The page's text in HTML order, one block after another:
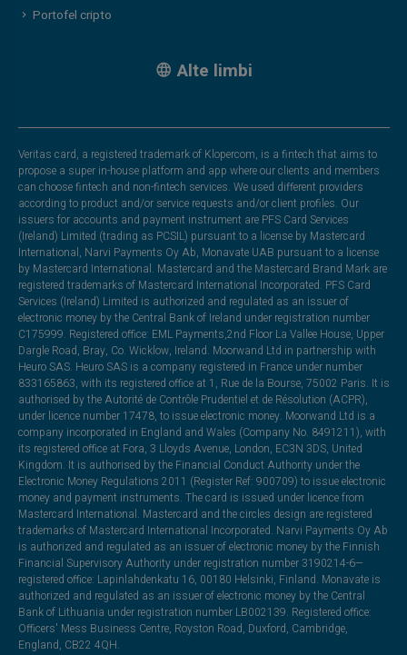
Portofel cripto
Alte limbi
Veritas card, a registered trademark of Klopercom, is a fintech that aims to
propose a super in-house platform and app where our clients and members
can choose fintech and non-fintech services. We used different providers
according to product and/or service requests and/or client profiles. Our
issuers for accounts and payment instrument are PFS Card Services
(Ireland) Limited (trading as PCSIL) pursuant to a license by Mastercard
International, Narvi Payments Oy Ab, Monavate UAB pursuant to a license
by Mastercard International. Mastercard and the Mastercard Brand Mark are
registered trademarks of Mastercard International Incorporated. PFS Card
Services (Ireland) Limited is authorized and regulated as an issuer of
electronic money by the Central Bank of Ireland under registration number
C175999. Registered office: EML Payments,2nd Floor La Vallee House, Upper
Dargle Road, Bray, Co. Wicklow, Ireland. Moorwand Ltd in partnership with
Heuro SAS. Heuro SAS is a company registered in France under number
833165863, with its registered office at 1, Rue de la Bourse, 75002 Paris. It is
authorised by the Autorité de Contrôle Prudentiel et de Résolution (ACPR),
under licence number 17478, to issue electronic money. Moorwand Ltd is a
company incorporated in England and Wales (Company No. 8491211), with
its registered office at Fora, 3 Lloyds Avenue, London, EC3N 3DS, United
Kingdom. It is authorised by the Financial Conduct Authority under the
Electronic Money Regulations 2011 (Register Ref: 900709) to issue electronic
money and payment instruments. The card is issued under licence from
Mastercard International. Mastercard and the circles design are registered
trademarks of Mastercard International Incorporated. Narvi Payments Oy Ab
is authorized and regulated as an issuer of electronic money by the Finnish
Financial Supervisory Authority under registration number 3190214-6—
registered office: Lapinlahdenkatu 16, 00180 Helsinki, Finland. Monavate is
authorized and regulated as an issuer of electronic money by the Central
Bank of Lithuania under registration number LB002139. Registered office:
Officers' Mess Business Centre, Royston Road, Duxford, Cambridge,
England, CB22 4QH.